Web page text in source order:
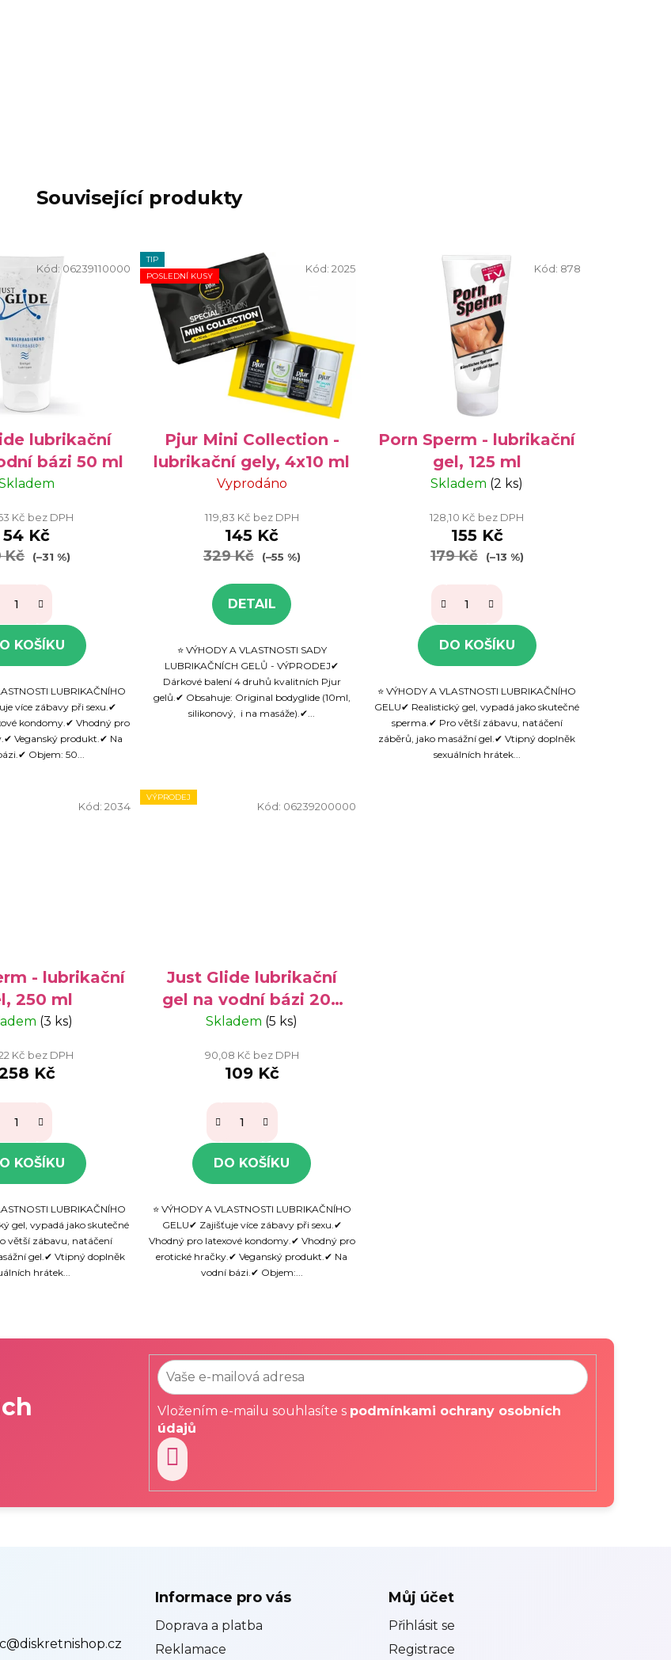
Související produkty
lubrikační
bázi 50 ml
Kč bez DPH
54 Kč
Kč (–31 %)
KOŠÍKU
LUBRIKAČNÍHO
více zábavy při sexu.✔
kondomy.✔ Vhodný pro
Veganský produkt.✔ Na
Objem: 50...
Kód: 06239110000
TIP
POSLEDNÍ KUSY
Pjur Mini Collection -
lubrikační gely, 4x10 ml
Vyprodáno
119,83 Kč bez DPH
145 Kč
329 Kč (–55 %)
DETAIL
⭐ VÝHODY A VLASTNOSTI SADY
LUBRIKAČNÍCH GELŮ - VÝPRODEJ✔
Dárkové balení 4 druhů kvalitních Pjur
gelů.✔ Obsahuje: Original bodyglide (10ml,
silikonový, i na masáže).✔...
Kód: 2025
Porn Sperm - lubrikační
gel, 125 ml
Skladem (2 ks)
128,10 Kč bez DPH
155 Kč
179 Kč (–13 %)
DO KOŠÍKU
⭐ VÝHODY A VLASTNOSTI LUBRIKAČNÍHO
GELU✔ Realistický gel, vypadá jako skutečné
sperma.✔ Pro větší zábavu, natáčení
záběrů, jako masážní gel.✔ Vtipný doplněk
sexuálních hrátek...
Kód: 878
- lubrikační
250 ml
(3 ks)
Kč bez DPH
Kč
KOŠÍKU
LUBRIKAČNÍHO
gel, vypadá jako skutečné
větší zábavu, natáčení
gel.✔ Vtipný doplněk
hrátek...
Kód: 2034
VÝPRODEJ
Just Glide lubrikační
gel na vodní bázi 200
ml
Skladem (5 ks)
90,08 Kč bez DPH
109 Kč
DO KOŠÍKU
⭐ VÝHODY A VLASTNOSTI LUBRIKAČNÍHO
GELU✔ Zajišťuje více zábavy při sexu.✔
Vhodný pro latexové kondomy.✔ Vhodný pro
erotické hračky.✔ Veganský produkt.✔ Na
vodní bázi.✔ Objem:...
Kód: 06239200000
Vložením e-mailu souhlasíte s podmínkami ochrany osobních
údajů
PŘIHLÁSIT
SE
@diskretnishop.cz
Informace pro vás
Doprava a platba
Reklamace
Můj účet
Přihlásit se
Registrace